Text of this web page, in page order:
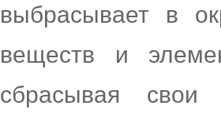
выбрасывает в
веществ и
сбрасывая